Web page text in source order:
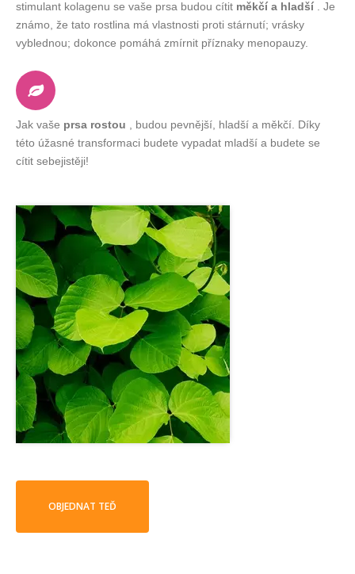
stimulant kolagenu se vaše prsa budou cítit měkčí a hladší . Je
známo, že tato rostlina má vlastnosti proti stárnutí; vrásky
vyblednou; dokonce pomáhá zmírnit příznaky menopauzy.
Jak vaše prsa rostou , budou pevnější, hladší a měkčí. Díky
této úžasné transformaci budete vypadat mladší a budete se
cítit sebejistěji!
OBJEDNAT TEĎ